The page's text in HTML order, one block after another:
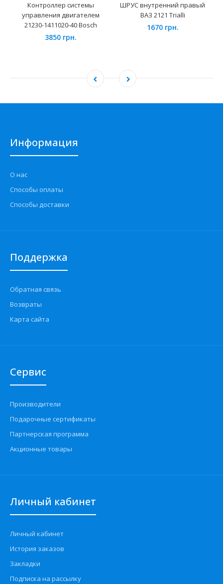
Контроллер системы
управления двигателем
21230-1411020-40 Bosch
3850 грн.
ШРУС внутренний правый
ВАЗ 2121 Trialli
1670 грн.
Информация
О нас
Способы оплаты
Способы доставки
Поддержка
Обратная связь
Возвраты
Карта сайта
Сервис
Производители
Подарочные сертификаты
Партнерская программа
Акционные товары
Личный кабинет
Личный кабинет
История заказов
Закладки
Подписка на рассылку